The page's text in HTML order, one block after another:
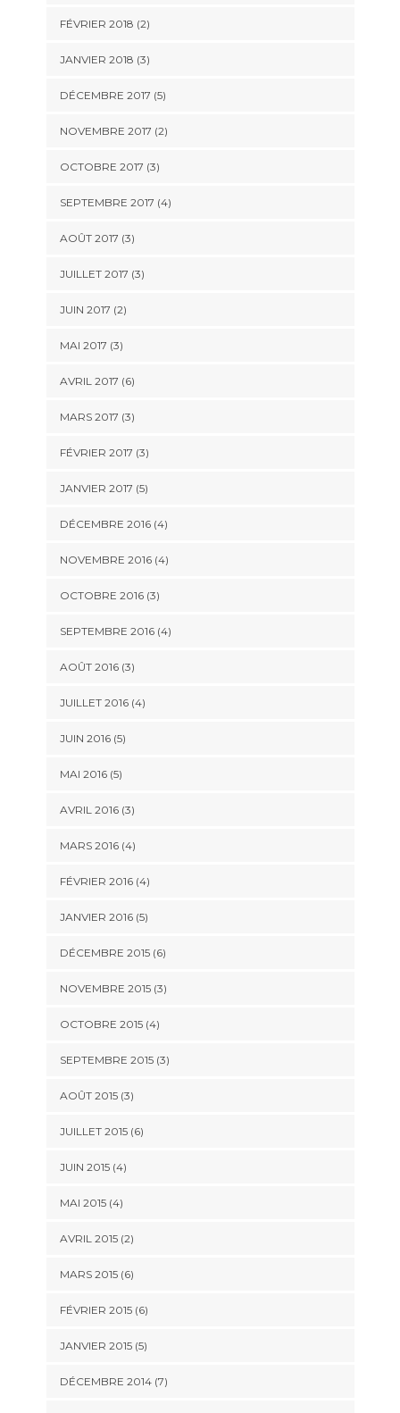
FÉVRIER 2018 (2)
JANVIER 2018 (3)
DÉCEMBRE 2017 (5)
NOVEMBRE 2017 (2)
OCTOBRE 2017 (3)
SEPTEMBRE 2017 (4)
AOÛT 2017 (3)
JUILLET 2017 (3)
JUIN 2017 (2)
MAI 2017 (3)
AVRIL 2017 (6)
MARS 2017 (3)
FÉVRIER 2017 (3)
JANVIER 2017 (5)
DÉCEMBRE 2016(4)
NOVEMBRE 2016(4)
OCTOBRE 2016(3)
SEPTEMBRE 2016(4)
AOÛT 2016(3)
JUILLET 2016(4)
JUIN 2016(5)
MAI 2016(5)
AVRIL 2016(3)
MARS 2016(4)
FÉVRIER 2016(4)
JANVIER 2016(5)
DÉCEMBRE 2015(6)
NOVEMBRE 2015(3)
OCTOBRE 2015(4)
SEPTEMBRE 2015(3)
AOÛT 2015(3)
JUILLET 2015(6)
JUIN 2015(4)
MAI 2015(4)
AVRIL 2015(2)
MARS 2015(6)
FÉVRIER 2015(6)
JANVIER 2015(5)
DÉCEMBRE 2014(7)